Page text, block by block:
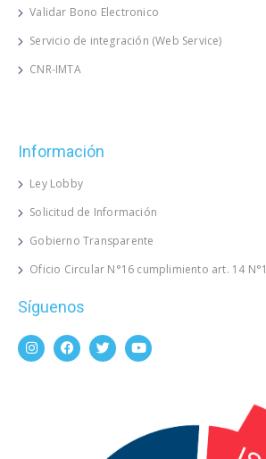
Validar Bono Electronico
Servicio de integración (Web Service)
CNR-IMTA
Información
Ley Lobby
Solicitud de Información
Gobierno Transparente
Oficio Circular N°16 cumplimiento art. 14 N°1
Síguenos